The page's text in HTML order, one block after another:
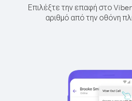
Επιλέξτε την επαφή στο
αριθμό από την οθόνη